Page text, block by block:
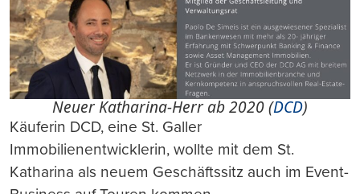
Neuer Katharina-Herr ab 2020 (DCD)
Käuferin DCD, eine St. Galler
Immobilienentwicklerin, wollte mit dem St.
Katharina als neuem Geschäftssitz auch im Event-